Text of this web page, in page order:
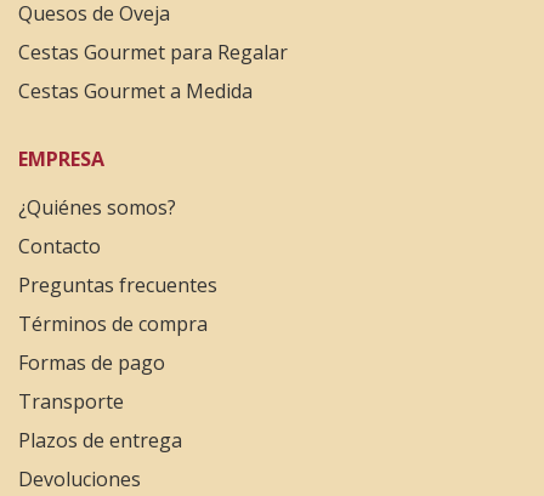
Quesos de Oveja
Cestas Gourmet para Regalar
Cestas Gourmet a Medida
EMPRESA
¿Quiénes somos?
Contacto
Preguntas frecuentes
Términos de compra
Formas de pago
Transporte
Plazos de entrega
Devoluciones